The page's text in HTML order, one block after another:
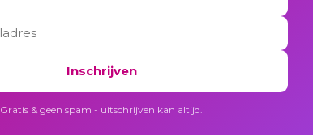
Inschrijven
Gratis & geen spam - uitschrijven kan altijd.